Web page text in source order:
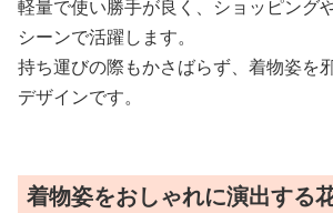
軽量で使い勝手が良く、ショッピング
シーンで活躍します。
持ち運びの際もかさばらず、着物姿を
デザインです。
着物姿をおしゃれに演出する